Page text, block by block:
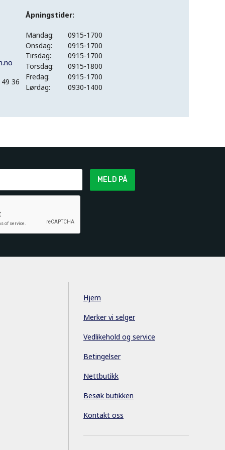
36
Åpningstider:
Mandag:
0915-1700
Onsdag:
0915-1700
Tirsdag:
0915-1700
Torsdag:
0915-1800
Fredag:
0915-1700
Lørdag:
0930-1400
MELD PÅ
Hjem
Merker vi selger
Vedlikehold og service
Betingelser
Nettbutikk
Besøk butikken
Kontakt oss